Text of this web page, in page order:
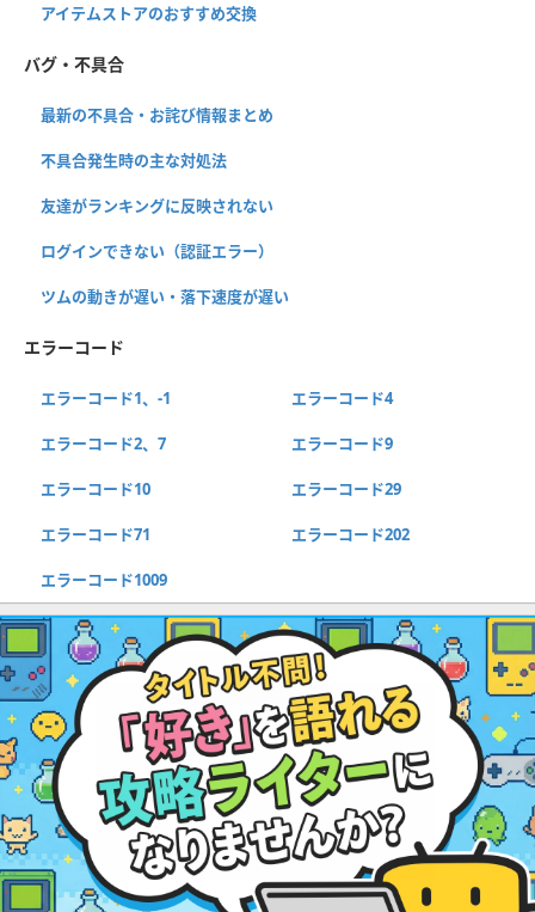
アイテムストアのおすすめ交換
バグ・不具合
最新の不具合・お詫び情報まとめ
不具合発生時の主な対処法
友達がランキングに反映されない
ログインできない（認証エラー）
ツムの動きが遅い・落下速度が遅い
エラーコード
エラーコード1、-1 エラーコード4
エラーコード2、7 エラーコード9
エラーコード10 エラーコード29
エラーコード71 エラーコード202
エラーコード1009